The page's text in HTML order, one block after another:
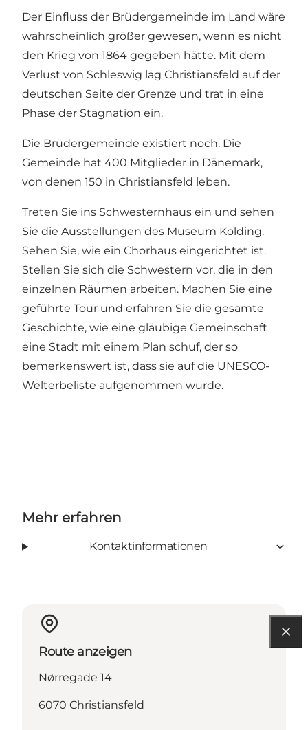
Der Einfluss der Brüdergemeinde im Land wäre
wahrscheinlich größer gewesen, wenn es nicht
den Krieg von 1864 gegeben hätte. Mit dem
Verlust von Schleswig lag Christiansfeld auf der
deutschen Seite der Grenze und trat in eine
Phase der Stagnation ein.
Die Brüdergemeinde existiert noch. Die
Gemeinde hat 400 Mitglieder in Dänemark,
von denen 150 in Christiansfeld leben.
Treten Sie ins Schwesternhaus ein und sehen
Sie die Ausstellungen des Museum Kolding.
Sehen Sie, wie ein Chorhaus eingerichtet ist.
Stellen Sie sich die Schwestern vor, die in den
einzelnen Räumen arbeiten. Machen Sie eine
geführte Tour und erfahren Sie die gesamte
Geschichte, wie eine gläubige Gemeinschaft
eine Stadt mit einem Plan schuf, der so
bemerkenswert ist, dass sie auf die UNESCO-
Welterbeliste aufgenommen wurde.
Mehr erfahren
Kontaktinformationen
Route anzeigen
Nørregade 14
6070 Christiansfeld